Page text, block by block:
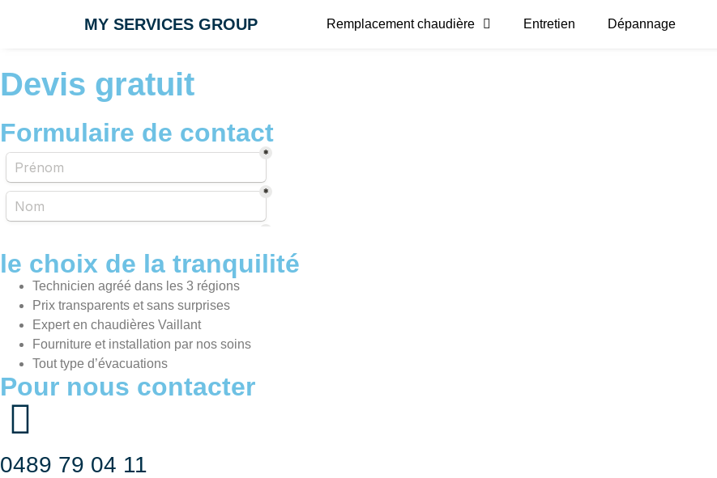
MY SERVICES GROUP Remplacement chaudière Entretien Dépannage
Devis gratuit
Formulaire de contact
le choix de la tranquilité
Technicien agréé dans les 3 régions
Prix transparents et sans surprises
Expert en chaudières Vaillant
Fourniture et installation par nos soins
Tout type d’évacuations
Pour nous contacter
0489 79 04 11